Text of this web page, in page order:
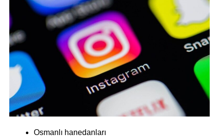
Osmanlı hanedanları